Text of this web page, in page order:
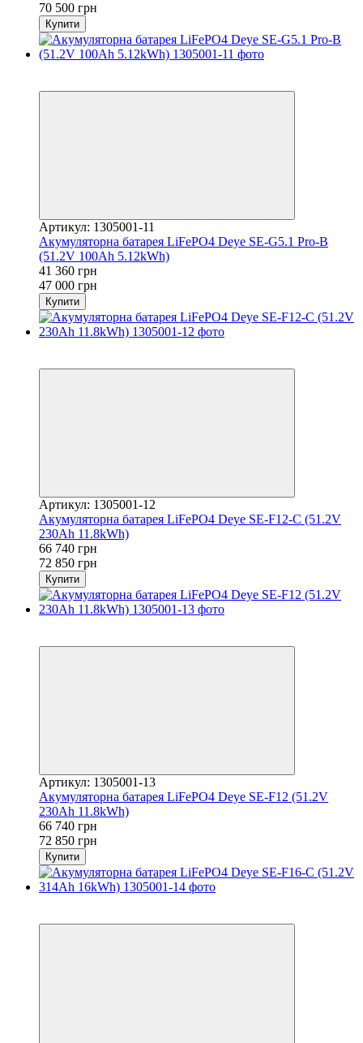
70 500 грн
Купити
Артикул: 1305001-11
Акумуляторна батарея LiFePO4 Deye SE-G5.1 Pro-B
(51.2V 100Ah 5.12kWh)
41 360 грн
47 000 грн
Купити
Артикул: 1305001-12
Акумуляторна батарея LiFePO4 Deye SE-F12-C (51.2V
230Ah 11.8kWh)
66 740 грн
72 850 грн
Купити
Артикул: 1305001-13
Акумуляторна батарея LiFePO4 Deye SE-F12 (51.2V
230Ah 11.8kWh)
66 740 грн
72 850 грн
Купити